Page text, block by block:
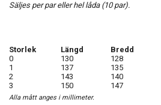
Säljes per par eller hel låda (10 par).
Storlek Längd Bredd
0
130 128
1
137 135
2
143 140
3
150 147
Alla mått anges i millimeter.